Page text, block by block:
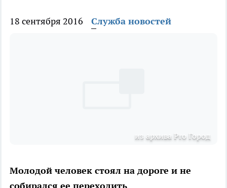
18 сентября 2016 Служба новостей
из архива Pro Город
Молодой человек стоял на дороге и не
собирался ее переходить